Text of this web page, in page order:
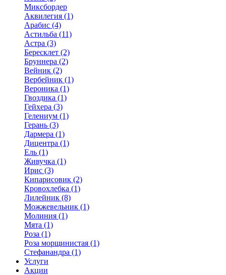
Миксбордер
Аквилегия (1)
Арабис (4)
Астильба (11)
Астра (3)
Бересклет (2)
Бруннера (2)
Вейник (2)
Вербейник (1)
Вероника (1)
Гвоздика (1)
Гейхера (3)
Гелениум (1)
Герань (3)
Дармера (1)
Дицентра (1)
Ель (1)
Живучка (1)
Ирис (3)
Кипарисовик (2)
Кровохлебка (1)
Лилейник (8)
Можжевельник (1)
Молиния (1)
Мята (1)
Роза (1)
Роза морщинистая (1)
Стефанандра (1)
Услуги
Акции